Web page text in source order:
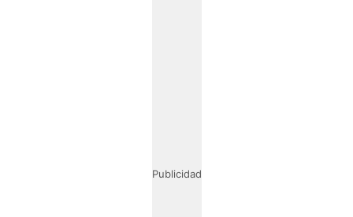
Publicidad